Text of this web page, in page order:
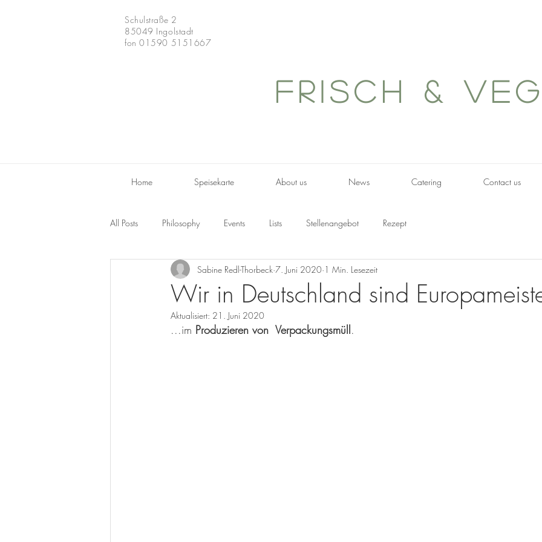
Schulstraße 2
85049 Ingolstadt
fon 01590 5151667
frisch & veg
Home Speisekarte About us News Catering Contact us
All Posts Philosophy Events Lists Stellenangebot Rezept
Wir in Deutschland sind
Sabine Redl-Thorbeck 7. Juni 2020 1 Min. Lesezeit
Aktualisiert: 21. Juni 2020
...im Produzieren von  Verpackungsmüll.